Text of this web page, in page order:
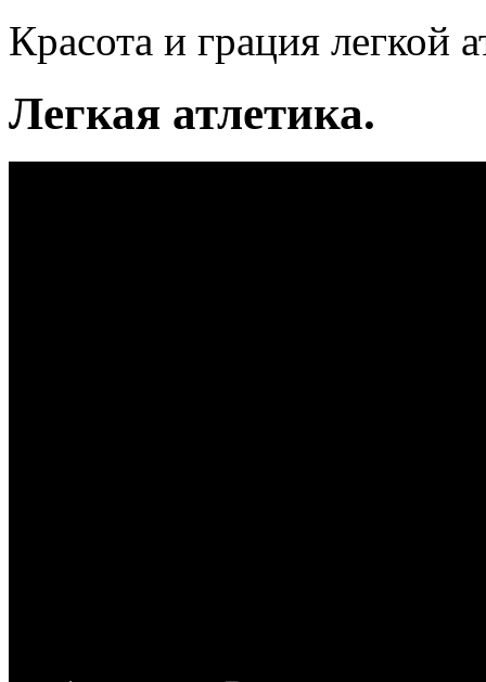
Красота и грация легкой
Легкая атлетика.